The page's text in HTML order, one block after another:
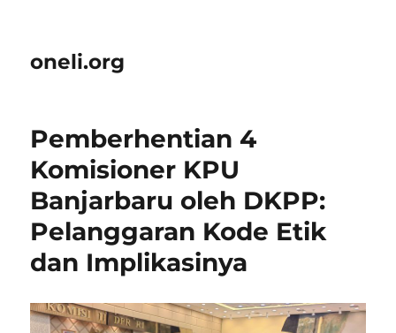
oneli.org
Pemberhentian 4
Komisioner KPU
Banjarbaru oleh DKPP:
Pelanggaran Kode Etik
dan Implikasinya